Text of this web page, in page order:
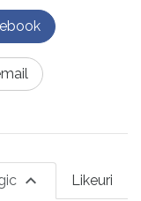
Likeuri